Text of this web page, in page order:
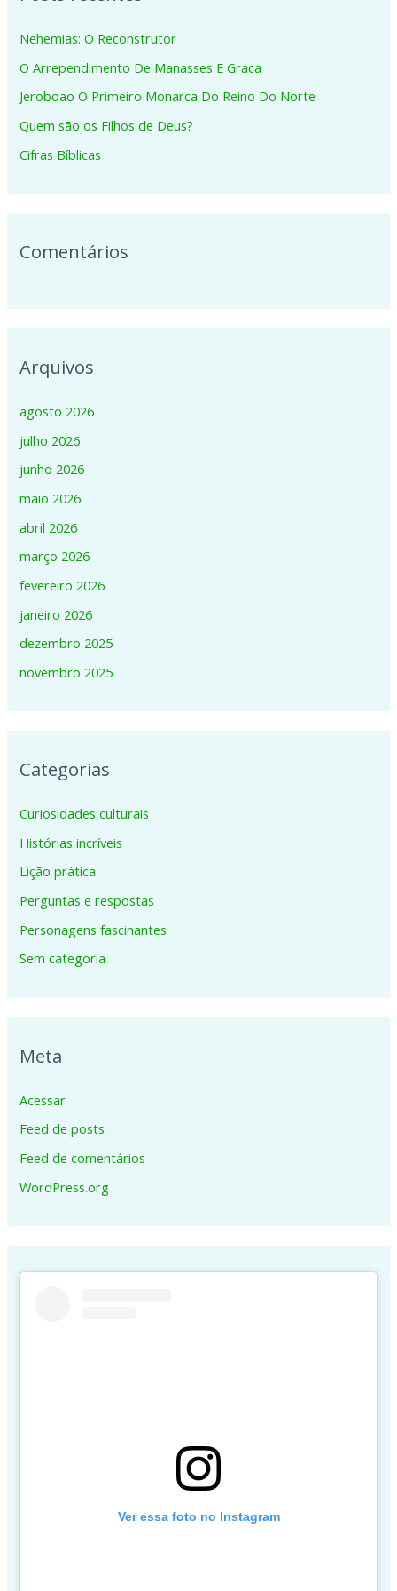
s
a
r
p
o
Nehemias: O Reconstrutor
O Arrependimento De Manasses E Graca
Jeroboao O Primeiro Monarca Do Reino Do Norte
Quem são os Filhos de Deus?
Cifras Bíblicas
Comentários
Arquivos
agosto 2026
julho 2026
junho 2026
maio 2026
abril 2026
março 2026
fevereiro 2026
janeiro 2026
dezembro 2025
novembro 2025
Categorias
Curiosidades culturais
Histórias incríveis
Lição prática
Perguntas e respostas
Personagens fascinantes
Sem categoria
Meta
Acessar
Feed de posts
Feed de comentários
WordPress.org
Ver essa foto no Instagram